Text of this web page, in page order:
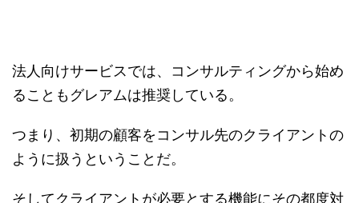
法人向けサービスでは、コンサルティングから始め
ることもグレアムは推奨している。
つまり、初期の顧客をコンサル先のクライアントの
ように扱うということだ。
そしてクライアントが必要とする機能にその都度対